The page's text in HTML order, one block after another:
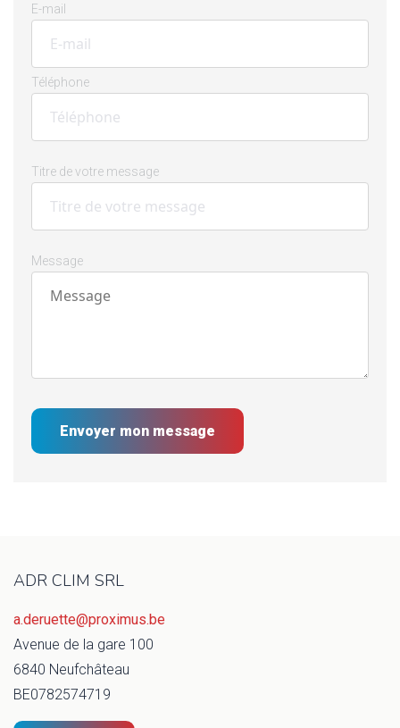
E-mail
Téléphone
Titre de votre message
Message
Envoyer mon message
ADR CLIM SRL
a.deruette@proximus.be
Avenue de la gare 100
6840 Neufchâteau
BE0782574719